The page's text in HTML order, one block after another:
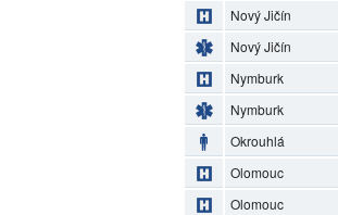
Nový Jičín
Nový Jičín
Nymburk
Nymburk
Okrouhlá
Olomouc
Olomouc